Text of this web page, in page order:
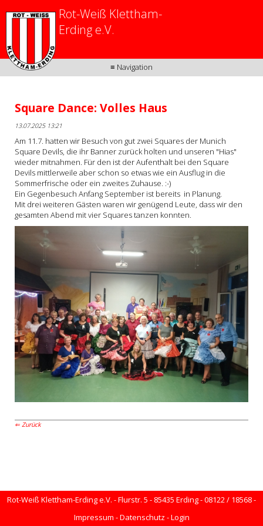
≡ Navigation
Rot-Weiß Klettham-
Erding e.V.
Square Dance: Volles Haus
13.07.2025 13:21
Am 11.7. hatten wir Besuch von gut zwei Squares der Munich
Square Devils, die ihr Banner zurück holten und unseren "Hias"
wieder mitnahmen. Für den ist der Aufenthalt bei den Square
Devils mittlerweile aber schon so etwas wie ein Ausflug in die
Sommerfrische oder ein zweites Zuhause. :-)
Ein Gegenbesuch Anfang September ist bereits in Planung.
Mit drei weiteren Gästen waren wir genügend Leute, dass wir den
gesamten Abend mit vier Squares tanzen konnten.
Zurück
Rot-Weiß Klettham-Erding e.V. - Flurstr. 5 - 85435 Erding - 08122 / 18568 -
Impressum -Datenschutz -Login